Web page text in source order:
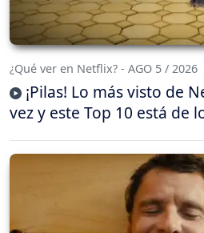
¿Qué ver en Netflix? - AGO 5 / 2026
¡Pilas! Lo más visto de
vez y este Top 10 está de